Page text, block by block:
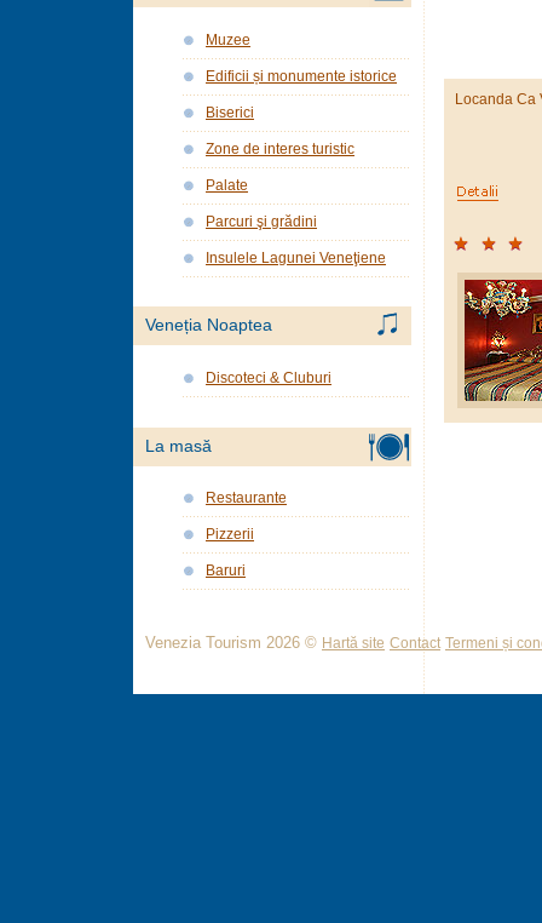
Locanda Ca
Muzee
Edificii și monumente istorice
Biserici
Zone de interes turistic
Palate
Parcuri şi grădini
Insulele Lagunei Veneţiene
Veneția Noaptea
Discoteci & Cluburi
La masă
Restaurante
Pizzerii
Baruri
Venezia Tourism 2026 © Hartă site Contact Termeni și